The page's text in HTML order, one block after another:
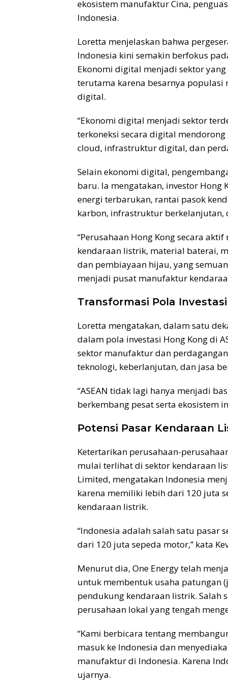
ekosistem manufaktur Cina,
Indonesia.
Loretta menjelaskan bahwa
Indonesia kini semakin berfokus
Ekonomi digital menjadi sektor
terutama karena besarnya populasi
digital.
“Ekonomi digital menjadi sektor
terkoneksi secara digital
cloud, infrastruktur digital, dan
Selain ekonomi digital,
baru. Ia mengatakan, investor
energi terbarukan, rantai pasok
karbon, infrastruktur berkelanjutan,
“Perusahaan Hong Kong secara
kendaraan listrik, material baterai,
dan pembiayaan hijau, yang
menjadi pusat manufaktur
Transformasi Pola Investasi
Loretta mengatakan, dalam satu
dalam pola investasi Hong Kong di
sektor manufaktur dan
teknologi, keberlanjutan, dan jasa
“ASEAN tidak lagi hanya menjadi
berkembang pesat serta ekosistem
Potensi Pasar Kendaraan
Ketertarikan perusahaan-
mulai terlihat di sektor kendaraan
Limited, mengatakan Indonesia
karena memiliki lebih dari 120 juta
kendaraan listrik.
“Indonesia adalah salah satu pasar
dari 120 juta sepeda motor,” kata
Menurut dia, One Energy telah
untuk membentuk usaha patungan
pendukung kendaraan listrik. Salah
perusahaan lokal yang tengah
“Kami berbicara tentang
masuk ke Indonesia dan
manufaktur di Indonesia. Karena
ujarnya.